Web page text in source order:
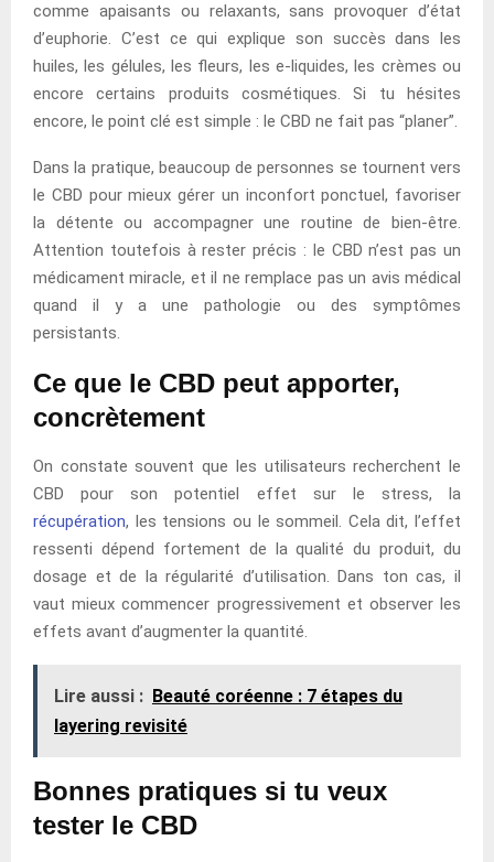
comme apaisants ou relaxants, sans provoquer d’état
d’euphorie. C’est ce qui explique son succès dans les
huiles, les gélules, les fleurs, les e-liquides, les crèmes ou
encore certains produits cosmétiques. Si tu hésites
encore, le point clé est simple : le CBD ne fait pas “planer”.
Dans la pratique, beaucoup de personnes se tournent vers
le CBD pour mieux gérer un inconfort ponctuel, favoriser
la détente ou accompagner une routine de bien-être.
Attention toutefois à rester précis : le CBD n’est pas un
médicament miracle, et il ne remplace pas un avis médical
quand il y a une pathologie ou des symptômes
persistants.
Ce que le CBD peut apporter,
concrètement
On constate souvent que les utilisateurs recherchent le
CBD pour son potentiel effet sur le stress, la
récupération, les tensions ou le sommeil. Cela dit, l’effet
ressenti dépend fortement de la qualité du produit, du
dosage et de la régularité d’utilisation. Dans ton cas, il
vaut mieux commencer progressivement et observer les
effets avant d’augmenter la quantité.
Lire aussi : Beauté coréenne : 7 étapes du
layering revisité
Bonnes pratiques si tu veux
tester le CBD